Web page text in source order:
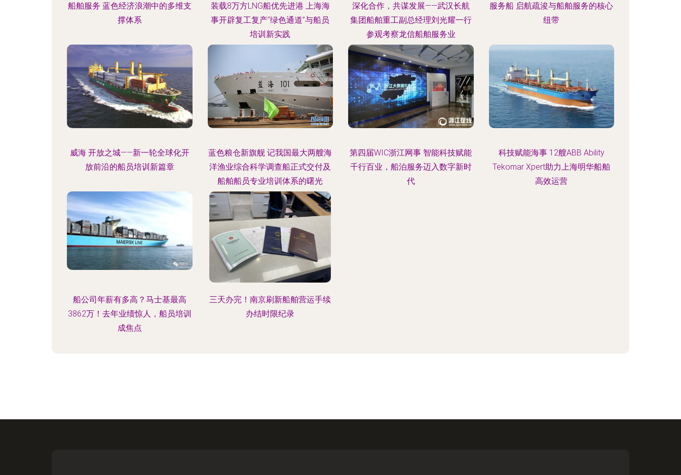
船舶服务 蓝色经济浪潮中的多维支
撑体系
装载8万方LNG船优先进港 上海海
事开辟复工复产“绿色通道”与船员
培训新实践
深化合作，共谋发展——武汉长航
集团船舶重工副总经理刘光耀一行
参观考察龙信船舶服务业
服务船 启航疏浚与船舶服务的核心
纽带
威海 开放之城——新一轮全球化开
放前沿的船员培训新篇章
蓝色粮仓新旗舰 记我国最大两艘海
洋渔业综合科学调查船正式交付及
船舶船员专业培训体系的曙光
第四届WIC浙江网事 智能科技赋能
千行百业，船泊服务迈入数字新时
代
科技赋能海事 12艘ABB Ability
Tekomar Xpert助力上海明华船舶
高效运营
船公司年薪有多高？马士基最高
3862万！去年业绩惊人，船员培训
成焦点
三天办完！南京刷新船舶营运手续
办结时限纪录